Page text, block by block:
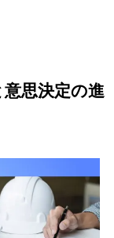
思決定の進